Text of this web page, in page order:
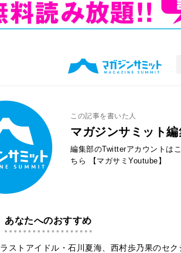
この記事を書いた人
マガジンサミット編
編集部のTwitterアカウントは
ちら
【マガサミYoutube】
あなたへのおすすめ
ラストアイドル・石川夏海、西村歩乃果のセ